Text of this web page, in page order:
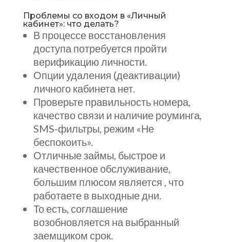
Проблемы со входом в «Личный
кабинет»: что делать?
В процессе восстановления
доступа потребуется пройти
верификацию личности.
Опции удаления (деактивации)
личного кабинета нет.
Проверьте правильность номера,
качество связи и наличие роуминга,
SMS-фильтры, режим «Не
беспокоить».
Отличные займы, быстрое и
качественное обслуживание,
большим плюсом является , что
работаете в выходные дни.
То есть, соглашение
возобновляется на выбранный
заемщиком срок.